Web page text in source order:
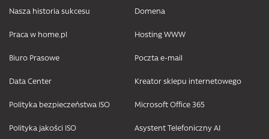
Nasza historia sukcesu
Praca w home.pl
Biuro Prasowe
Data Center
Polityka bezpieczeństwa ISO
Polityka jakości ISO
Domena
Hosting WWW
Poczta e-mail
Kreator sklepu internetowego
Microsoft Office 365
Asystent Telefoniczny AI